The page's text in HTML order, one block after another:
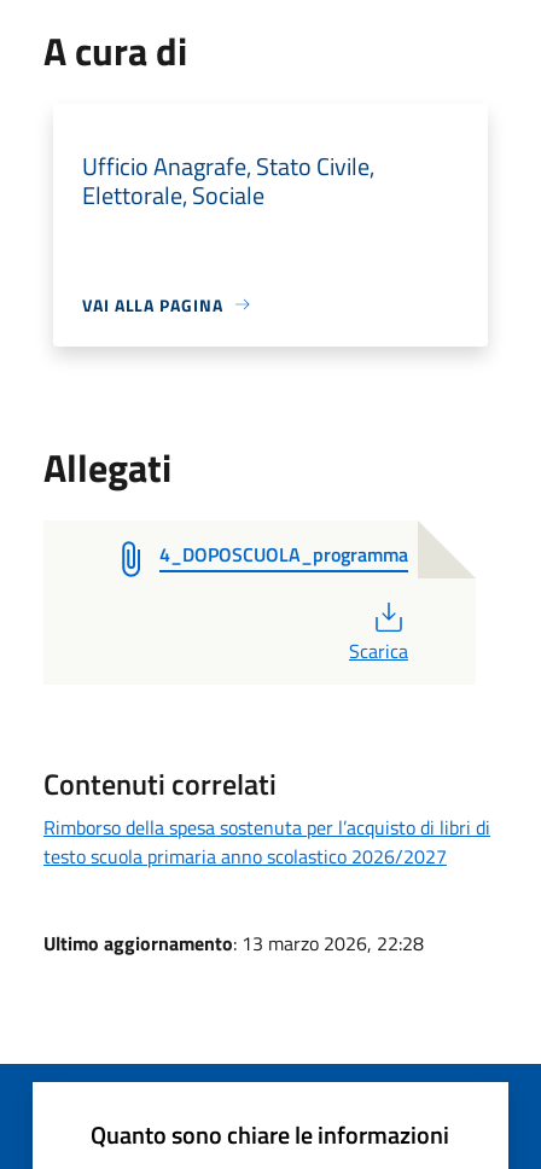
A cura di
Ufficio Anagrafe, Stato Civile,
Elettorale, Sociale
VAI ALLA PAGINA
Allegati
4_DOPOSCUOLA_programma
Scarica
Contenuti correlati
Rimborso della spesa sostenuta per l’acquisto di libri di
testo scuola primaria anno scolastico 2026/2027
Ultimo aggiornamento: 13 marzo 2026, 22:28
Quanto sono chiare le informazioni